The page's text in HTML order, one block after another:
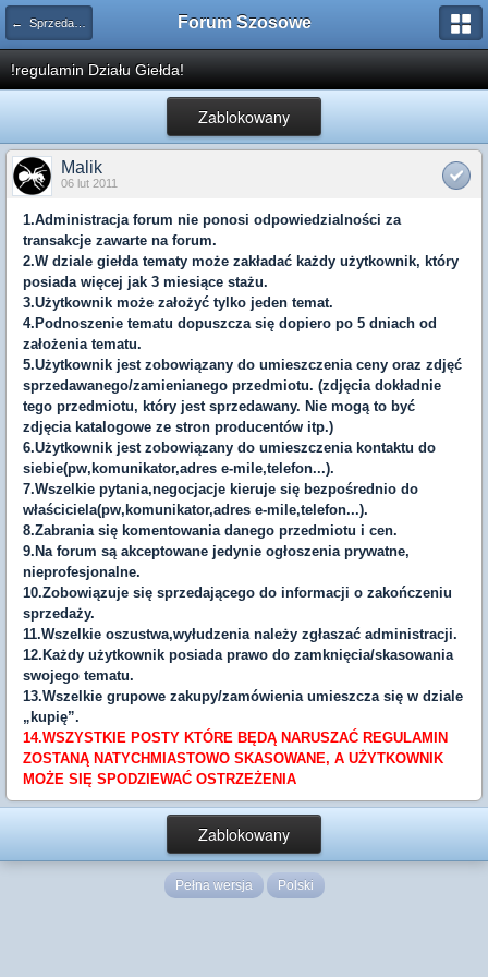
← Sprzedam / Oddam / Zamienię Forum Szosowe
!regulamin Działu Giełda!
Zablokowany
Malik
06 lut 2011
1.Administracja forum nie ponosi odpowiedzialności za
transakcje zawarte na forum.
2.W dziale giełda tematy może zakładać każdy użytkownik, który
posiada więcej jak 3 miesiące stażu.
3.Użytkownik może założyć tylko jeden temat.
4.Podnoszenie tematu dopuszcza się dopiero po 5 dniach od
założenia tematu.
5.Użytkownik jest zobowiązany do umieszczenia ceny oraz zdjęć
sprzedawanego/zamienianego przedmiotu. (zdjęcia dokładnie
tego przedmiotu, który jest sprzedawany. Nie mogą to być
zdjęcia katalogowe ze stron producentów itp.)
6.Użytkownik jest zobowiązany do umieszczenia kontaktu do
siebie(pw,komunikator,adres e-mile,telefon...).
7.Wszelkie pytania,negocjacje kieruje się bezpośrednio do
właściciela(pw,komunikator,adres e-mile,telefon...).
8.Zabrania się komentowania danego przedmiotu i cen.
9.Na forum są akceptowane jedynie ogłoszenia prywatne,
nieprofesjonalne.
10.Zobowiązuje się sprzedającego do informacji o zakończeniu
sprzedaży.
11.Wszelkie oszustwa,wyłudzenia należy zgłaszać administracji.
12.Każdy użytkownik posiada prawo do zamknięcia/skasowania
swojego tematu.
13.Wszelkie grupowe zakupy/zamówienia umieszcza się w dziale
„kupię”.
14.WSZYSTKIE POSTY KTÓRE BĘDĄ NARUSZAĆ REGULAMIN
ZOSTANĄ NATYCHMIASTOWO SKASOWANE, A UŻYTKOWNIK
MOŻE SIĘ SPODZIEWAĆ OSTRZEŻENIA
Zablokowany
Pełna wersja Polski